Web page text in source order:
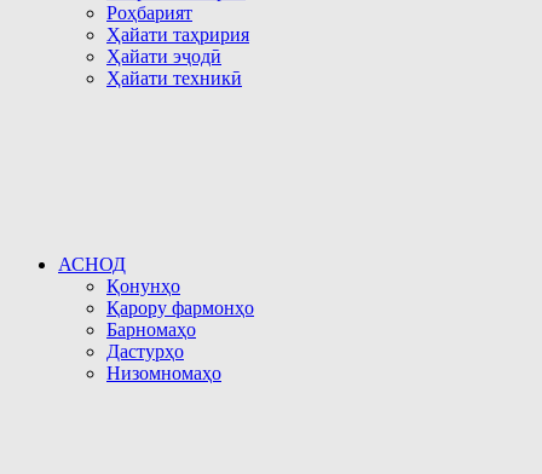
Роҳбарият
Ҳайати таҳририя
Ҳайати эҷодӣ
Ҳайати техникӣ
АСНОД
Қонунҳо
Қарору фармонҳо
Барномаҳо
Дастурҳо
Низомномаҳо